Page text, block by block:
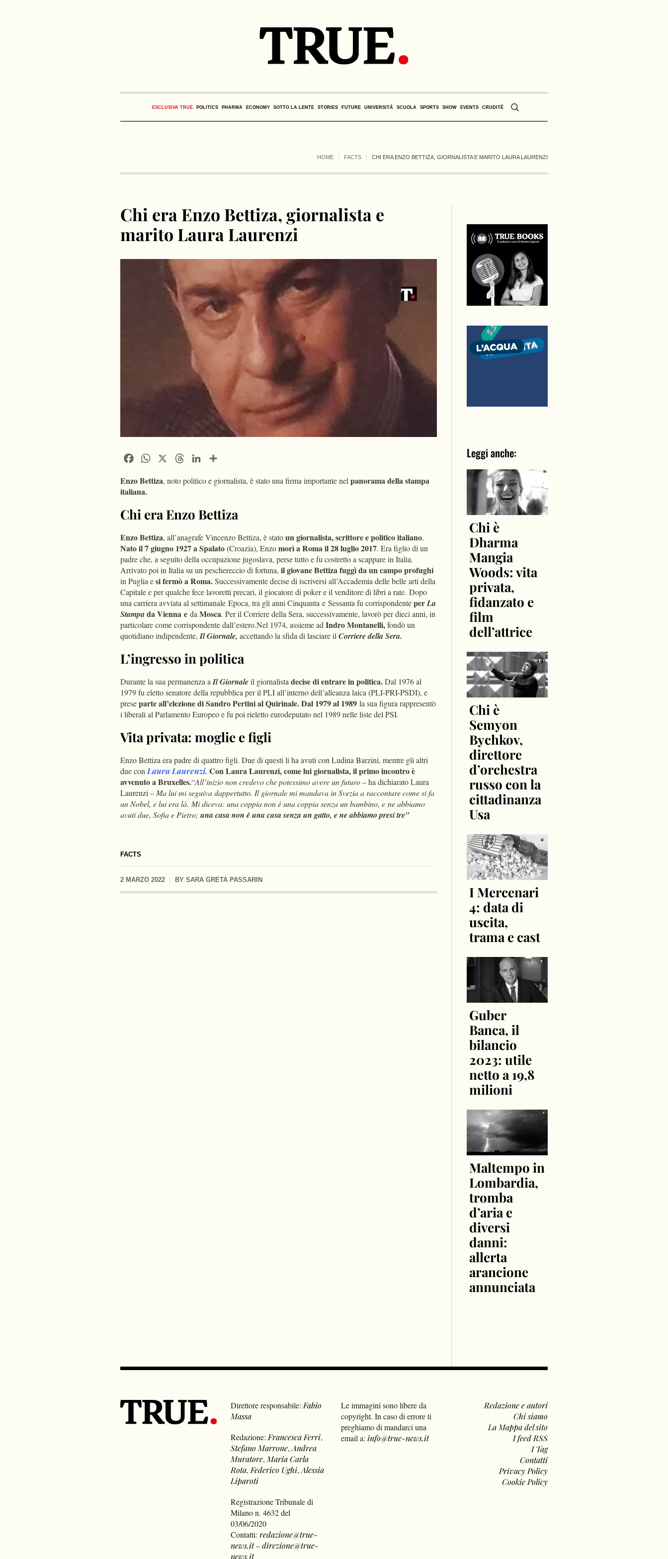
ESCLUSIVA TRUE POLITICS PHARMA ECONOMY SOTTO LA LENTE STORIES FUTURE UNIVERSITÀ SCUOLA SPORTS SHOW EVENTS CRUDITÈ
HOME FACTS CHI ERA ENZO BETTIZA, GIORNALISTA E MARITO LAURA LAURENZI
FACTS
Chi era Enzo Bettiza, giornalista e
marito Laura Laurenzi
2 MARZO 2022 BY SARA GRETA PASSARIN
FacebookWhatsApp ThreadsLinkedIn
Enzo Bettiza, noto politico e giornalista, è stato una firma importante nelpanorama della stampa
italiana.
Chi era Enzo Bettiza
Enzo Bettiza, all’anagrafe Vincenzo Bettiza, è statoun giornalista, scrittore e politico italiano.
Nato il 7 giugno 1927 a Spalato(Croazia), Enzomorì a Roma il 28 luglio 2017. Era figlio di un
padre che, a seguito della occupazione jugoslava, perse tutto e fu costretto a scappare in Italia.
Arrivato poi in Italia su un peschereccio di fortuna, il giovane Bettiza fuggì da un campo profughi
in Puglia esi fermò a Roma.Successivamente decise di iscriversi all’Accademia delle belle arti della
Capitale e per qualche fece lavoretti precari, il giocatore di poker e il venditore di libri a rate. Dopo
una carriera avviata al settimanale Epoca, tra gli anni Cinquanta e Sessanta fu corrispondenteperLa
Stampada Vienna e daMosca. Per il Corriere della Sera, successivamente, lavorò per dieci anni, in
particolare come corrispondente dall’estero.Nel 1974, assieme adIndro Montanelli,fondò un
quotidiano indipendente,Il Giornale, accettando la sfida di lasciare ilCorriere della Sera.
L’ingresso in politica
Durante la sua permanenza aIl Giornaleil giornalistadecise di entrare in politica.Dal 1976 al
1979 fu eletto senatore della repubblica per il PLI all’interno dell’alleanza laica (PLI-PRI-PSDI), e
preseparte all’elezione di Sandro Pertini al Quirinale. Dal 1979 al 1989 la sua figura rappresentò
i liberali al Parlamento Europeo e fu poi rieletto eurodeputato nel 1989 nelle liste del PSI.
Vita privata: moglie e figli
Enzo Bettiza era padre di quattro figli. Due di questi li ha avuti con Ludina Barzini, mentre gli altri
due conLaura Laurenzi. Con Laura Laurenzi, come lui giornalista, il primo incontro è
avvenuto a Bruxelles.“All’inizio non credevo che potessimo avere un futuro– ha dichiarato Laura
Laurenzi –Ma lui mi seguiva dappertutto. Il giornale mi mandava in Svezia a raccontare come si fa
un Nobel, e lui era là. Mi diceva: una coppia non è una coppia senza un bambino, e ne abbiamo
avuti due, Sofia e Pietro; una casa non è una casa senza un gatto, e ne abbiamo presi tre”
Leggi anche:
Chi è
Dharma
Mangia
Woods: vita
privata,
fidanzato e
film
dell’attrice
Chi è
Semyon
Bychkov,
direttore
d’orchestra
russo con la
cittadinanza
Usa
I Mercenari
4: data di
uscita,
trama e cast
Guber
Banca, il
bilancio
2023: utile
netto a 19,8
milioni
Maltempo in
Lombardia,
tromba
d’aria e
diversi
danni:
allerta
arancione
annunciata
Direttore responsabile: Fabio
Massa
Redazione: Francesca Ferri,
Stefano Marrone,Andrea
Muratore, Maria Carla
Rota, Federico Ughi,Alessia
Liparoti
Registrazione Tribunale di
Milano n. 4632 del
03/06/2020
Contatti:redazione@true-
news.it–direzione@true-
news.it
Le immagini sono libere da
copyright. In caso di errore ti
preghiamo di mandarci una
email a: info@true-news.it
Redazione e autori
Chi siamo
La Mappa del sito
I feed RSS
I Tag
Contatti
Privacy Policy
Cookie Policy